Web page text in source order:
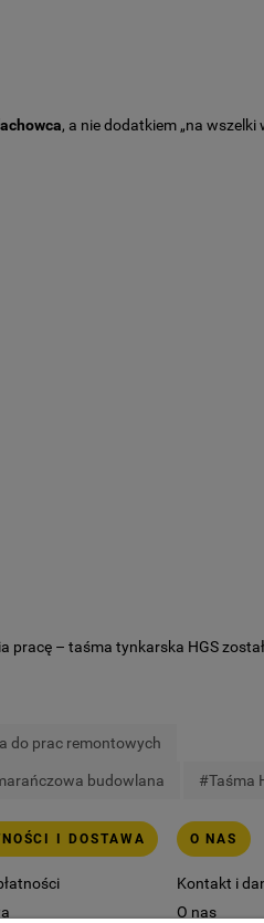
, a nie dodatkiem „na wszelki
pracę – taśma tynkarska HGS
do prac remontowych
budowlana #Taśma
I DOSTAWA O NAS
Kontakt i
O nas